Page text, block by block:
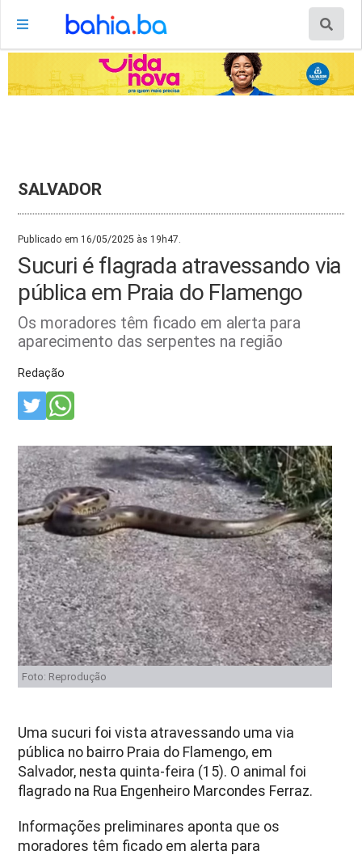
SALVADOR
Publicado em 16/05/2025 às 19h47.
Sucuri é flagrada atravessando via
pública em Praia do Flamengo
Os moradores têm ficado em alerta para
aparecimento das serpentes na região
Redação
Foto: Reprodução
Uma sucuri foi vista atravessando uma via
pública no bairro Praia do Flamengo, em
Salvador, nesta quinta-feira (15). O animal foi
flagrado na Rua Engenheiro Marcondes Ferraz.
Informações preliminares aponta que os
moradores têm ficado em alerta para